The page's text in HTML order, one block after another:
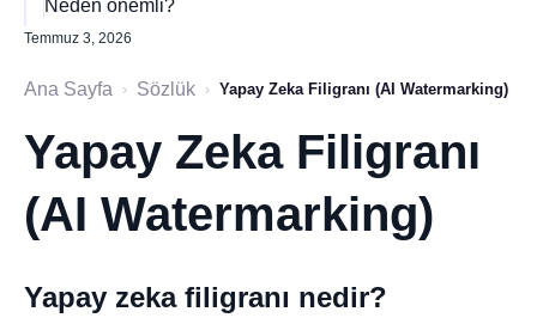
Neden önemli?
Temmuz 3, 2026
Ana Sayfa › Sözlük › Yapay Zeka Filigranı (AI Watermarking)
Yapay Zeka Filigranı
(AI Watermarking)
Yapay zeka filigranı nedir?